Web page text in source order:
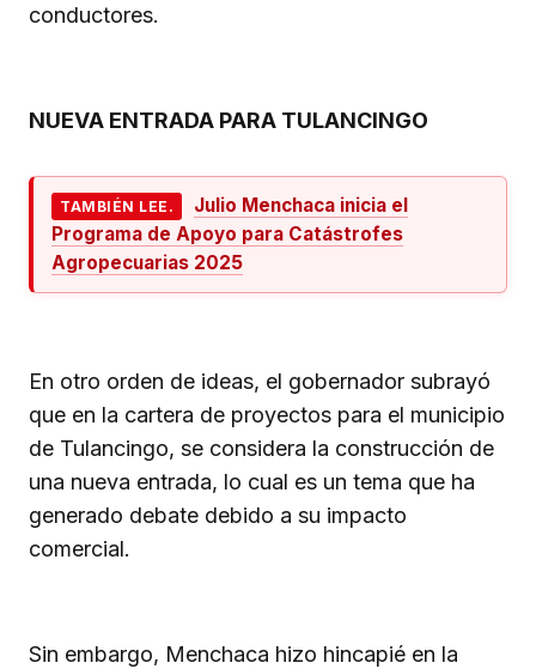
conductores.
NUEVA ENTRADA PARA TULANCINGO
TAMBIÉN LEE.
Julio Menchaca inicia el
Programa de Apoyo para Catástrofes
Agropecuarias 2025
En otro orden de ideas, el gobernador subrayó
que en la cartera de proyectos para el municipio
de Tulancingo, se considera la construcción de
una nueva entrada, lo cual es un tema que ha
generado debate debido a su impacto
comercial.
Sin embargo, Menchaca hizo hincapié en la